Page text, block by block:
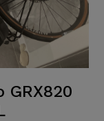
GRX820